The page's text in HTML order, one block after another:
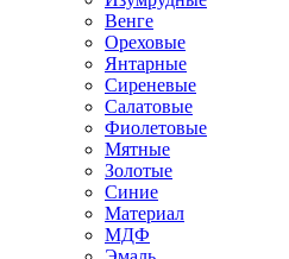
Венге
Ореховые
Янтарные
Сиреневые
Салатовые
Фиолетовые
Мятные
Золотые
Синие
Материал
МДФ